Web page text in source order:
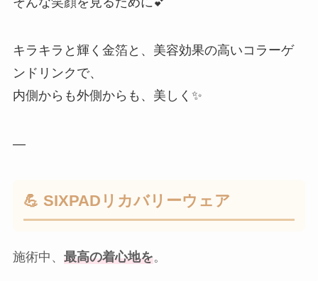
キラキラと輝く金箔と、美容効果の高いコラーゲ
ンドリンクで、
内側からも外側からも、美しく✨
—
💪 SIXPADリカバリーウェア
施術中、 最高の着心地を。